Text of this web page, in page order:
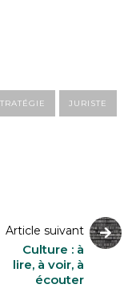
JURISTE
Article suivant
Culture : à
lire, à voir, à
écouter